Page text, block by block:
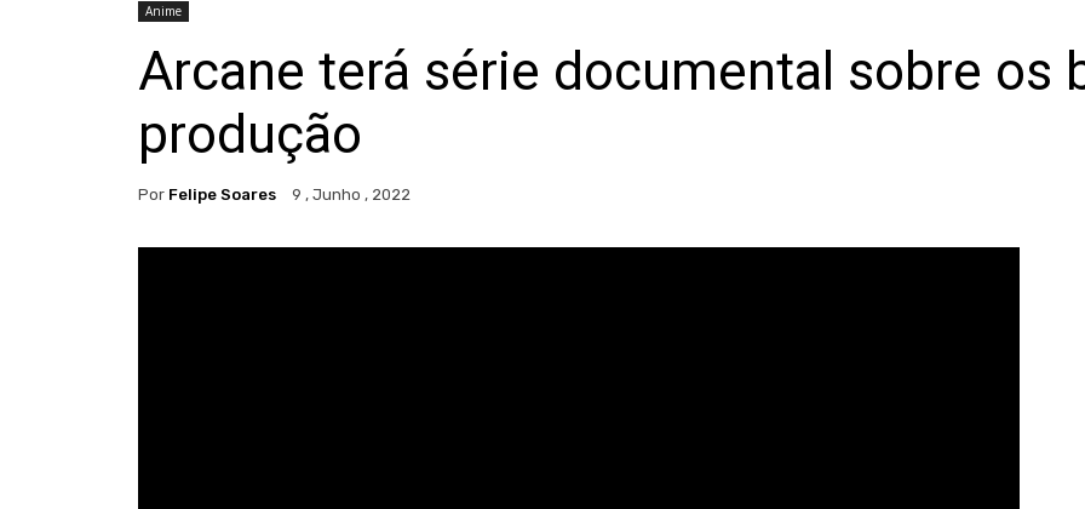
Anime
Arcane terá série documental sobre os
produção
Por Felipe Soares 9 , Junho , 2022